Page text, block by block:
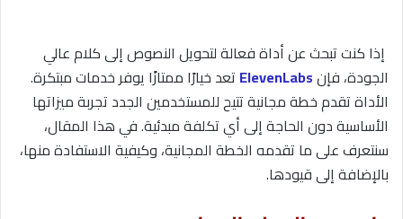
إذا كنت تبحث عن أداة فعالة لتحويل النصوص إلى كلام عالي
الجودة، فإنElevenLabs تعد خيارًا ممتازًا يوفر خدمات مبتكرة.
الأداة تقدم خطة مجانية تتيح للمستخدمين الجدد تجربة ميزاتها
الأساسية دون الحاجة إلى أي تكلفة مبدئية. في هذا المقال،
سنتعرف على ما تقدمه الخطة المجانية، وكيفية الاستفادة منها،
بالإضافة إلى قيودها.